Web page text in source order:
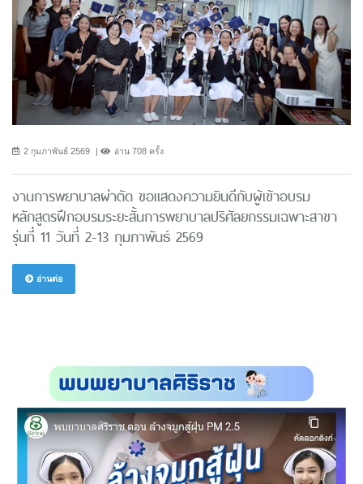
2 กุมภาพันธ์ 2569 อ่าน 708 ครั้ง
งานการพยาบาลผ่าตัด ขอแสดงความยินดีกับผู้เข้าอบรม
หลักสูตรฝึกอบรมระยะสั้นการพยาบาลปริศัลยกรรมเฉพาะสาขา
รุ่นที่ 11 วันที่ 2-13 กุมภาพันธ์ 2569
อ่านต่อ